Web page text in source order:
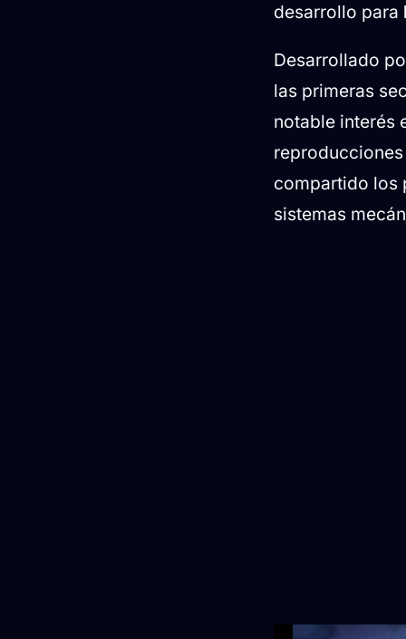
desarrollo para
Desarrollado
las primeras
notable interés
compartido los
sistemas